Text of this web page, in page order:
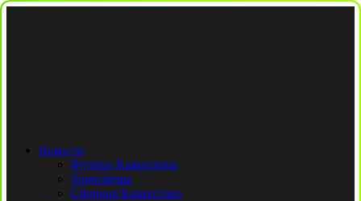
Новости
Футбол Казахстана
Трансферы
Сборная Казахстана